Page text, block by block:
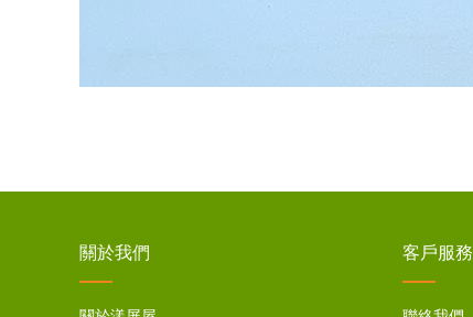
關於我們 客戶服務